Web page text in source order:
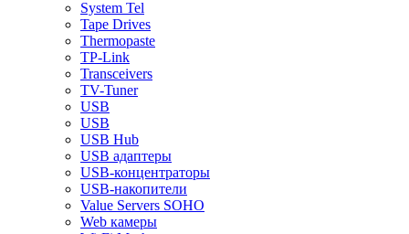
System Tel
Tape Drives
Thermopaste
TP-Link
Transceivers
TV-Tuner
USB
USB
USB Hub
USB адаптеры
USB-концентраторы
USB-накопители
Value Servers SOHO
Web камеры